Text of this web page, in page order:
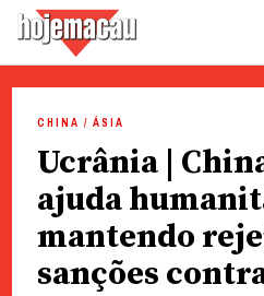
content
CHINA / ÁSIA
Ucrânia |
ajuda
mantendo
sanções